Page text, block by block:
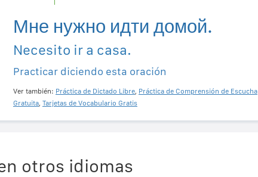
Мне нужно идти домой.
Necesito ir a casa.
Practicar diciendo esta oración
Ver también: Práctica de Dictado Libre, Práctica de Comprensión de Escucha
Gratuita, Tarjetas de Vocabulario Gratis
otros idiomas